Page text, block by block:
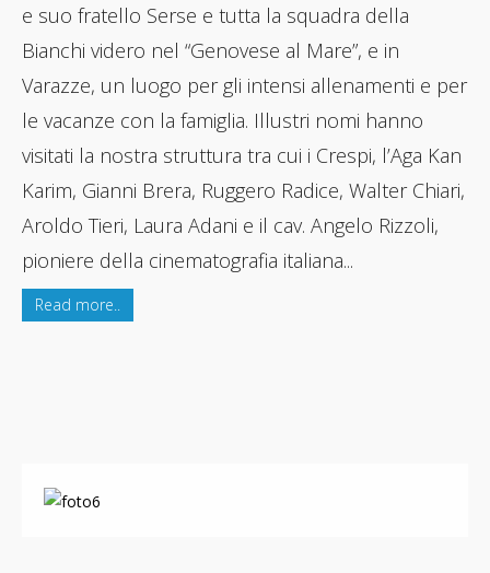
e suo fratello Serse e tutta la squadra della
Bianchi videro nel “Genovese al Mare”, e in
Varazze, un luogo per gli intensi allenamenti e per
le vacanze con la famiglia. Illustri nomi hanno
visitati la nostra struttura tra cui i Crespi, l’Aga Kan
Karim, Gianni Brera, Ruggero Radice, Walter Chiari,
Aroldo Tieri, Laura Adani e il cav. Angelo Rizzoli,
pioniere della cinematografia italiana...
Read more..